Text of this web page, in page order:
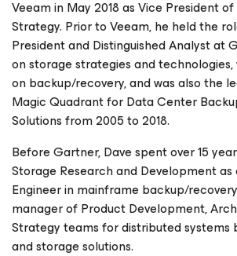
Veeam in May 2018 as Vice President
Strategy. Prior to Veeam, he held the
President and Distinguished Analyst at
on storage strategies and
on backup/recovery, and was also the
Magic Quadrant for Data Center
Solutions from 2005 to 2018.
Before Gartner, Dave spent over 15
Storage Research and Development
Engineer in mainframe backup/
manager of Product Development,
Strategy teams for distributed systems
and storage solutions.